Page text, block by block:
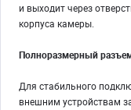
и выходит через
корпуса камеры.
Полноразмерный
Для стабильного
внешним устройствам